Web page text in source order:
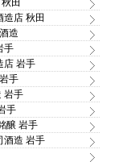
田
造店 秋田
造
手
店 岩手
手
岩手
手
醸 岩手
酒造 岩手